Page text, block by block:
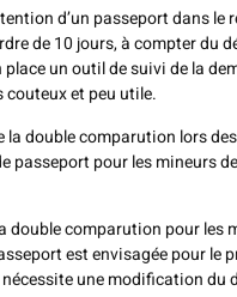
d’un passeport dans le
de 10 jours, à compter du
un outil de suivi de la
et peu utile.
la double comparution lors
passeport pour les mineurs
double comparution pour les
est envisagée pour le
une modification du